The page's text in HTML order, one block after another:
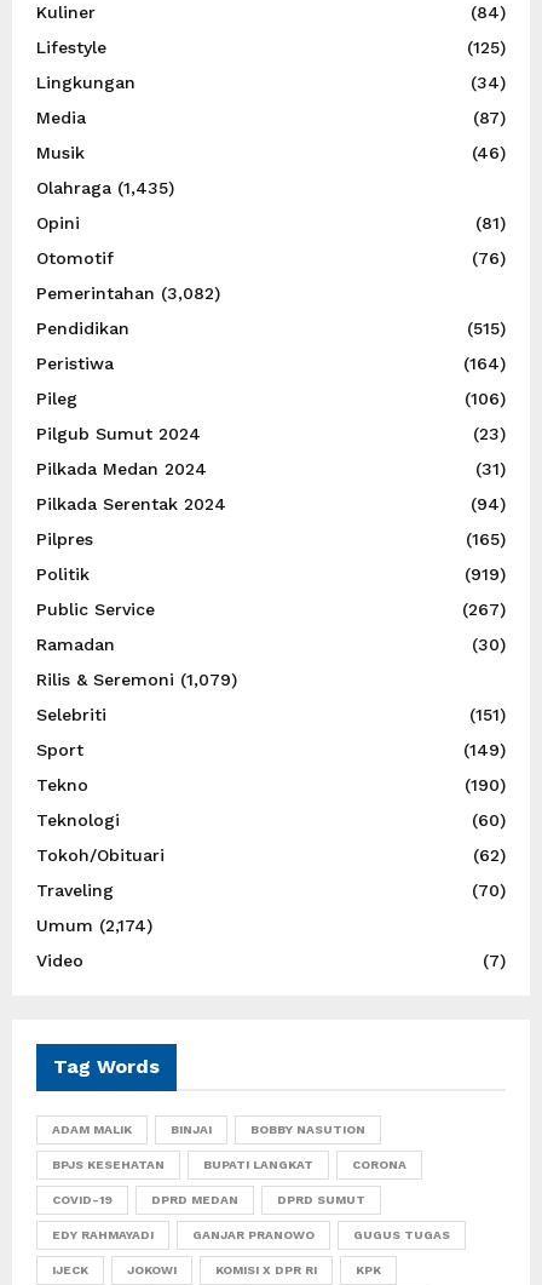
Kuliner
(84)
Lifestyle
(125)
Lingkungan
(34)
Media
(87)
Musik
(46)
Olahraga (1,435)
Opini
(81)
Otomotif
(76)
Pemerintahan (3,082)
Pendidikan
(515)
Peristiwa
(164)
Pileg
(106)
Pilgub Sumut 2024
(23)
Pilkada Medan 2024
(31)
Pilkada Serentak 2024
(94)
Pilpres
(165)
Politik
(919)
Public Service
(267)
Ramadan
(30)
Rilis & Seremoni (1,079)
Selebriti
(151)
Sport
(149)
Tekno
(190)
Teknologi
(60)
Tokoh/Obituari
(62)
Traveling
(70)
Umum (2,174)
Video
(7)
Tag Words
ADAM MALIK BINJAI BOBBY NASUTION
BPJS KESEHATAN BUPATI LANGKAT CORONA
COVID-19 DPRD MEDAN DPRD SUMUT
EDY RAHMAYADI GANJAR PRANOWO GUGUS TUGAS
IJECK JOKOWI KOMISI X DPR RI KPK